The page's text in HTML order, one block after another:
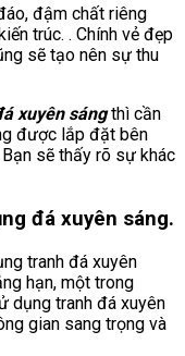
đậm chất riêng
trúc. . Chính vẻ đẹp
sẽ tạo nên sự thu
xuyên sángthì cần
được lắp đặt bên
sẽ thấy rõ sự khác
đá xuyên sáng.
tranh đá xuyên
hạn, một trong
dụng tranh đá xuyên
gian sang trọng và